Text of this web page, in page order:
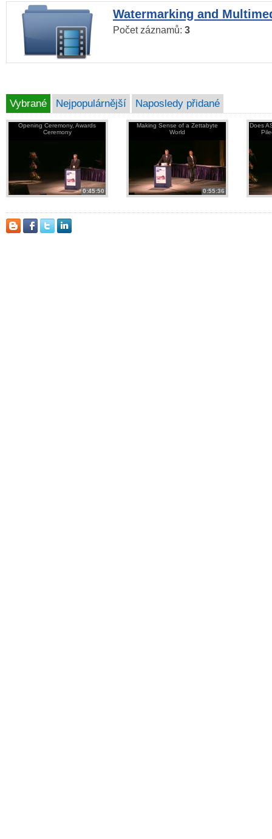
Watermarking and
Počet záznamů: 3
Vybrané Nejpopulárnější Naposledy přidané
Opening Ceremony, Awards
Ceremony
0:45:50
Making Sense of a Zettabyte
World
0:55:36
Does